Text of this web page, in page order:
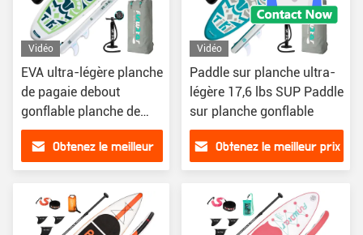
Vidéo
EVA ultra-légère planche
de pagaie debout
gonflable planche de
pagaie debout pour tous
les niveaux de
compétence
Obtenez le meilleur
Vidéo
Paddle sur planche ultra-
légère 17,6 lbs SUP Paddle
sur planche gonflable
Obtenez le meilleur prix